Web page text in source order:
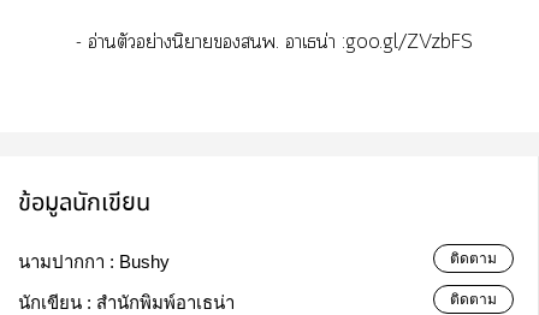
- อ่านตัวอย่างนิยายพ. าเธน่า :goo.gl/ZVzbFS
ข้อมูลนักเขียน
นามปากกา : Bushy ติดตาม
นักเขียน : สำนักพิมพ์อาเธน่า ติดตาม